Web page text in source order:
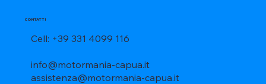
CONTATTI
Cell: +39 331 4099 116
info@motormania-capua.it
assistenza@motormania-capua.it